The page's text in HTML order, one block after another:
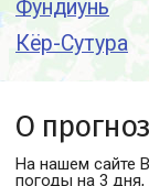
Фундиунь
Кёр-Сутура
О
На нашем сайте
погоды на 3